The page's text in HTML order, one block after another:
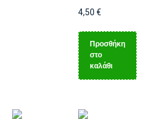
4,50 €
Προσθήκη
στο
καλάθι